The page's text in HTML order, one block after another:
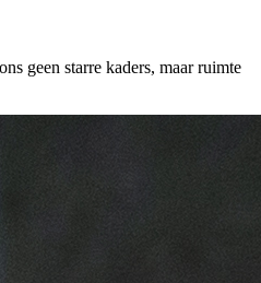
geen starre kaders, maar ruimte